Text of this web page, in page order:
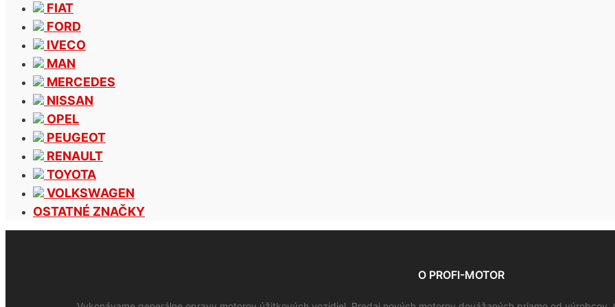
FIAT
FORD
IVECO
MAN
MERCEDES
NISSAN
OPEL
PEUGEOT
RENAULT
TOYOTA
VOLKSWAGEN
OSTATNÉ ZNAČKY
O PROFI-MOTOR